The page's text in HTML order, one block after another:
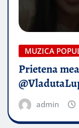
MUZICA
Prietena
admin